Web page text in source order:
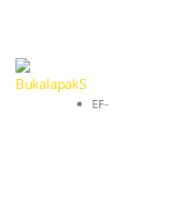
EF-